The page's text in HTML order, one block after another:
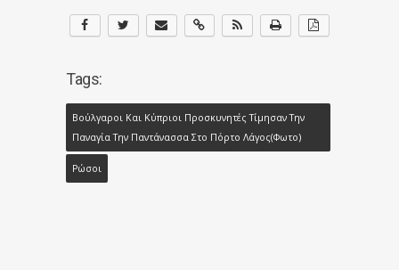
Tags:
Βούλγαροι Και Κύπριοι Προσκυνητές Τίμησαν Την
Παναγία Την Παντάνασσα Στο Πόρτο Λάγος(φωτο)
Ρώσοι